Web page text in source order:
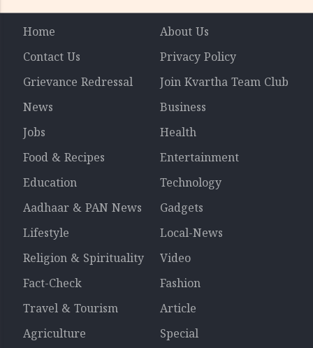
Home
About Us
Contact Us
Privacy Policy
Grievance Redressal
Join Kvartha Team Club
News
Business
Jobs
Health
Food & Recipes
Entertainment
Education
Technology
Aadhaar & PAN News
Gadgets
Lifestyle
Local-News
Religion & Spirituality
Video
Fact-Check
Fashion
Travel & Tourism
Article
Agriculture
Special